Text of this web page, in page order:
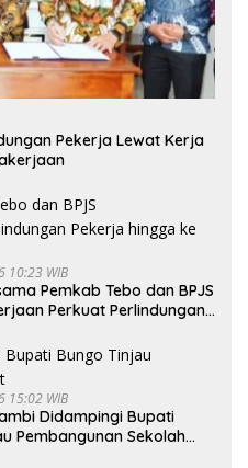
Pekerja Lewat Kerja
10:23 WIB
Pemkab Tebo dan BPJS
Perkuat Perlindungan
15:02 WIB
Didampingi Bupati
Pembangunan Sekolah